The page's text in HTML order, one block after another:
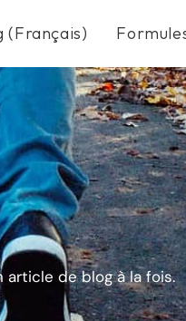
(Français)
article de blog à la fois.